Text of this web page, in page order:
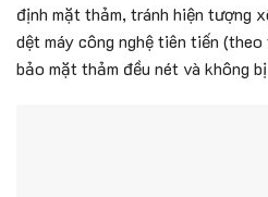
định mặt thảm, tránh hiện tượng
dệt máy công nghệ tiên tiến
bảo mặt thảm đều nét và không